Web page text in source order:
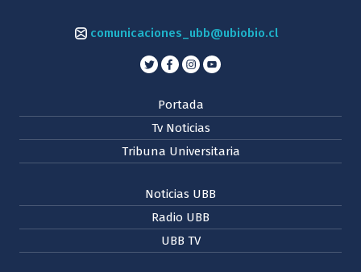
comunicaciones_ubb@ubiobio.cl
Portada
Tv Noticias
Tribuna Universitaria
Noticias UBB
Radio UBB
UBB TV